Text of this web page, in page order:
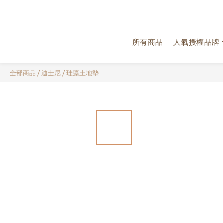
所有商品 人氣授權品牌
全部商品 / 迪士尼 / 珪藻土地墊